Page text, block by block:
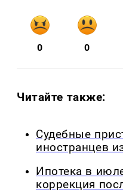
0 0
Читайте также:
Судебные
иностранцев
Ипотека в
коррекция